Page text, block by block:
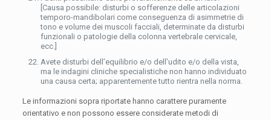
[Causa possibile: disturbi o sofferenze delle articolazioni
temporo-mandibolari come conseguenza di asimmetrie di
tono e volume dei muscoli facciali, determinate da disturbi
funzionali o patologie della colonna vertebrale cervicale,
ecc.]
Avete disturbi dell’equilibrio e/o dell’udito e/o della vista,
ma le indagini cliniche specialistiche non hanno individuato
una causa certa; apparentemente tutto rientra nella norma.
Le informazioni sopra riportate hanno carattere puramente
orientativo e non possono essere considerate metodi di